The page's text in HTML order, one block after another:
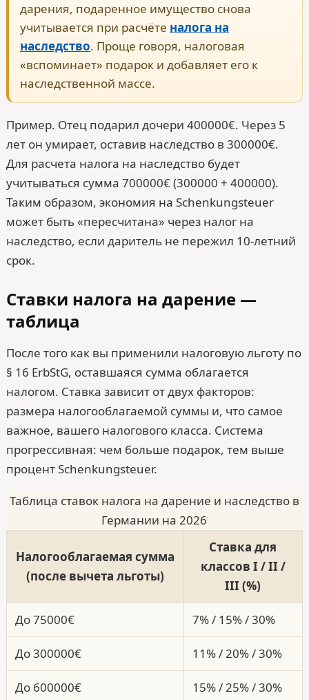
дарения, подаренное имущество снова
учитывается при расчёте налога на
наследство. Проще говоря, налоговая
«вспоминает» подарок и добавляет его к
наследственной массе.
Пример. Отец подарил дочери 400000€. Через 5
лет он умирает, оставив наследство в 300000€.
Для расчета налога на наследство будет
учитываться сумма 700000€ (300000 + 400000).
Таким образом, экономия на Schenkungsteuer
может быть «пересчитана» через налог на
наследство, если даритель не пережил 10-летний
срок.
Ставки налога на дарение —
таблица
После того как вы применили налоговую льготу по
§ 16 ErbStG, оставшаяся сумма облагается
налогом. Ставка зависит от двух факторов:
размера налогооблагаемой суммы и, что самое
важное, вашего налогового класса. Система
прогрессивная: чем больше подарок, тем выше
процент Schenkungsteuer.
Таблица ставок налога на дарение и наследство в
Германии на 2026
Налогооблагаемая сумма
(после вычета льготы)
Ставка для
классов I / II /
III (%)
До 75000€ 7% / 15% / 30%
До 300000€ 11% / 20% / 30%
До 600000€ 15% / 25% / 30%